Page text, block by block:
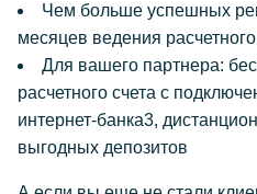
Чем больше успешных
месяцев ведения
Для вашего партнера:
расчетного счета с
интернет-банка3,
выгодных депозитов